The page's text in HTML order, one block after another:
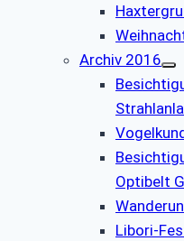
Archiv 2016
Optibelt
Libori-